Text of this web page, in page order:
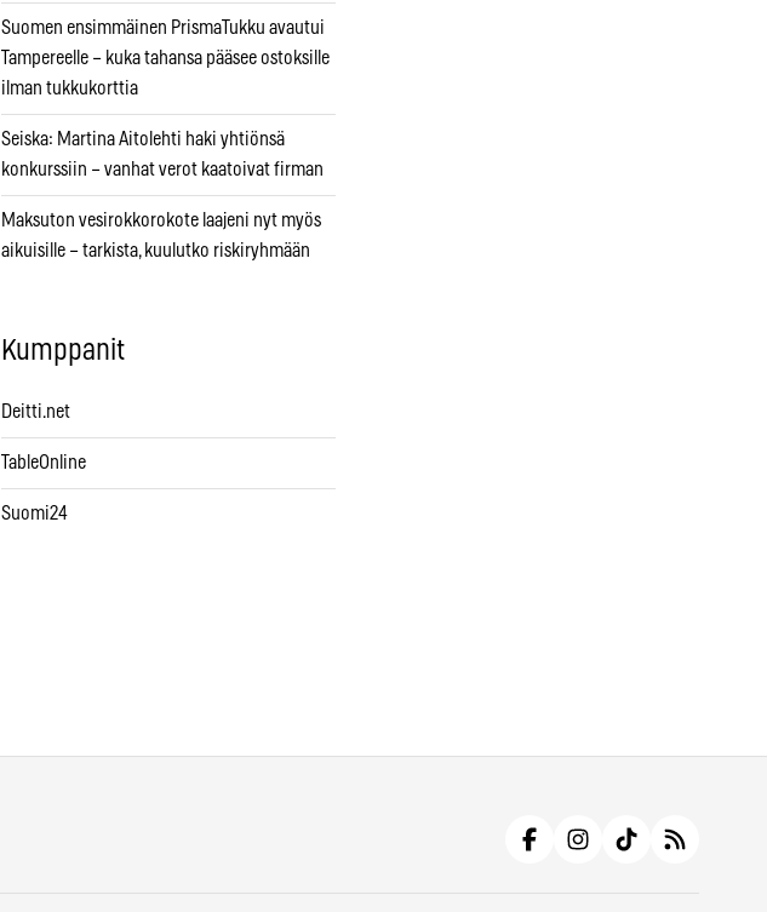
Suomen ensimmäinen PrismaTukku avautui
Tampereelle – kuka tahansa pääsee ostoksille
ilman tukkukorttia
Seiska: Martina Aitolehti haki yhtiönsä
konkurssiin – vanhat verot kaatoivat firman
Maksuton vesirokkorokote laajeni nyt myös
aikuisille – tarkista, kuulutko riskiryhmään
Kumppanit
Deitti.net
TableOnline
Suomi24